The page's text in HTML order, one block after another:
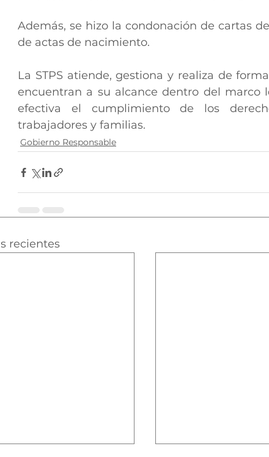
Además, se hizo la condonación de cartas
de actas de nacimiento.
La STPS atiende, gestiona y realiza de
encuentran a su alcance dentro del marco
efectiva el cumplimiento de los
trabajadores y familias.
Gobierno Responsable
recientes